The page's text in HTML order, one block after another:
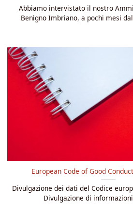
Abbiamo intervistato il nostro
Benigno Imbriano, a pochi mesi
European Code of Good
Divulgazione dei dati del Codice
Divulgazione di